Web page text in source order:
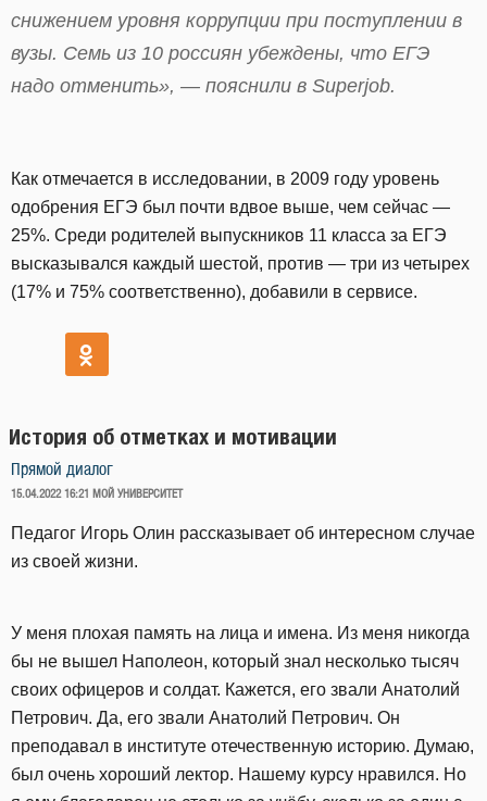
снижением уровня коррупции при поступлении в
вузы. Семь из 10 россиян убеждены, что ЕГЭ
надо отменить», — пояснили в Superjob.
Как отмечается в исследовании, в 2009 году уровень
одобрения ЕГЭ был почти вдвое выше, чем сейчас —
25%. Среди родителей выпускников 11 класса за ЕГЭ
высказывался каждый шестой, против — три из четырех
(17% и 75% соответственно), добавили в сервисе.
История об отметках и мотивации
Прямой диалог
ОПУБЛИКОВАНО
15.04.2022 16:21 МОЙ УНИВЕРСИТЕТ
Педагог Игорь Олин рассказывает об интересном случае
из своей жизни.
У меня плохая память на лица и имена. Из меня никогда
бы не вышел Наполеон, который знал несколько тысяч
своих офицеров и солдат. Кажется, его звали Анатолий
Петрович. Да, его звали Анатолий Петрович. Он
преподавал в институте отечественную историю. Думаю,
был очень хороший лектор. Нашему курсу нравился. Но